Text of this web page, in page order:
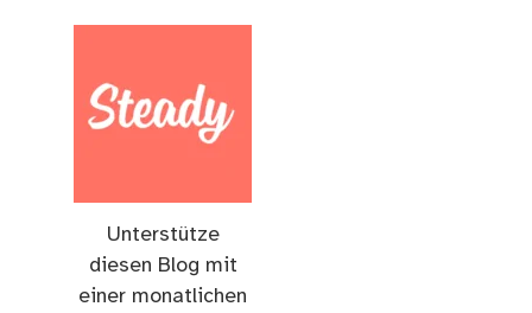
Unterstütze
diesen Blog mit
einer monatlichen